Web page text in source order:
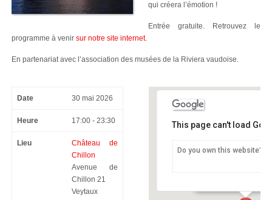
qui créera l’émotion !
Entrée gratuite. Retrouvez le
programme à venir sur notre site internet.
En partenariat avec l’association des musées de la Riviera vaudoise.
Date 30 mai 2026
Heure 17:00 - 23:30
Lieu
Château de
Chillon
Avenue de
Chillon 21
Veytaux
This page can't load
Do you own this website?